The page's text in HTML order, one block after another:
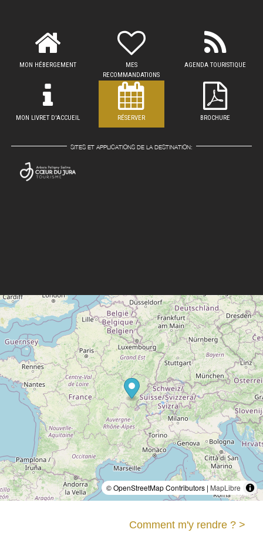
MON HÉBERGEMENT
MES
RECOMMANDATIONS
AGENDA TOURISTIQUE
MON LIVRET D'ACCUEIL RÉSERVER BROCHURE
SITES ET APPLICATIONS DE LA DESTINATION:
© OpenStreetMap Contributors | MapLibre
Comment m'y rendre ? >